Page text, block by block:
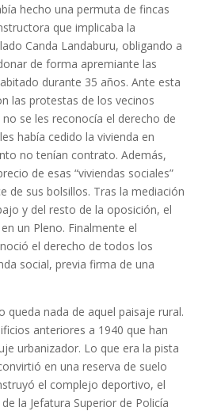
hecho una permuta de fincas
que implicaba la
Canda Landaburu, obligando a
de forma apremiante las
durante 35 años. Ante esta
las protestas de los vecinos
se les reconocía el derecho de
había cedido la vivienda en
no tenían contrato. Además,
de esas “viviendas sociales”
de sus bolsillos. Tras la mediación
y del resto de la oposición, el
un Pleno. Finalmente el
el derecho de todos los
social, previa firma de una
queda nada de aquel paisaje rural.
anteriores a 1940 que han
urbanizador. Lo que era la pista
en una reserva de suelo
el complejo deportivo, el
la Jefatura Superior de Policía